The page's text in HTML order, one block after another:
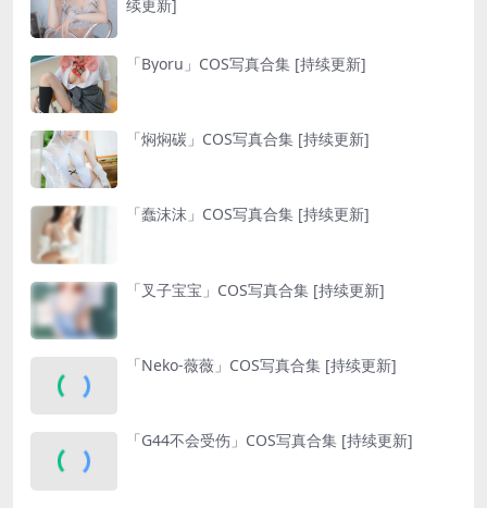
续更新]
「Byoru」COS写真合集 [持续更新]
「焖焖碳」COS写真合集 [持续更新]
「蠢沫沫」COS写真合集 [持续更新]
「叉子宝宝」COS写真合集 [持续更新]
「Neko-薇薇」COS写真合集 [持续更新]
「G44不会受伤」COS写真合集 [持续更新]